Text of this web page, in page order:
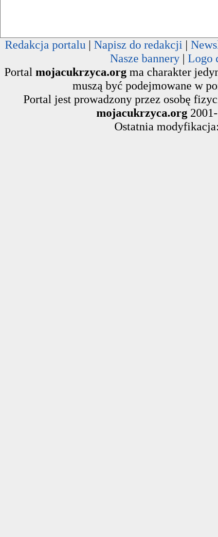
Redakcja portalu |Napisz do redakcji |
Nasze bannery |Logo
Portalmojacukrzyca.org ma charakter
muszą być podejmowane w
Portal jest prowadzony przez osobę
mojacukrzyca.org
Ostatnia